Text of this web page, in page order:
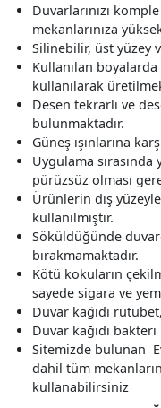
Duvarlarınızı
mekanlarınıza
Silinebilir, üst yüzey
Kullanılan
kullanılarak
Desen tekrarlı ve
bulunmaktadır.
Güneş ışınlarına
Uygulama sırasında
pürüzsüz olması
Ürünlerin dış
kullanılmıştır.
Söküldüğünde
bırakmamaktadır.
Kötü kokuların
sayede sigara ve
Duvar kağıdı
Duvar kağıdı
Sitemizde bulunan
dahil tüm
kullanabilirsiniz